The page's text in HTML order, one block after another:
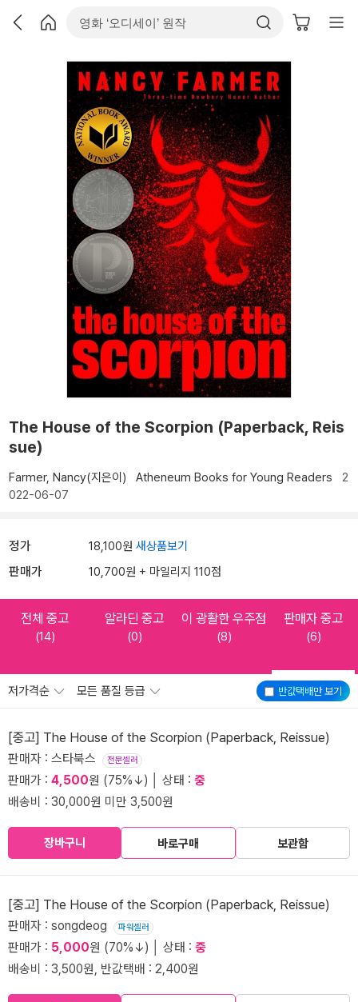
The House of the Scorpion (Paperback, Reis
sue)
Farmer, Nancy(지은이) Atheneum Books for Young Readers 2
022-06-07
정가 18,100원 새상품보기
판매가 10,700원 + 마일리지 110점
전체 중고
(14)
알라딘 중고
(0)
이 광활한 우주점
(8)
판매자 중고
(6)
반값택배만 보기
저가격순 모든 품질 등급
[중고] The House of the Scorpion (Paperback, Reissue)
판매자 : 스타북스 전문셀러
판매가 : 4,500원 (75%↓) │ 상태 : 중
배송비 : 30,000원 미만 3,500원
장바구니 바로구매 보관함
[중고] The House of the Scorpion (Paperback, Reissue)
판매자 : songdeog 파워셀러
판매가 : 5,000원 (70%↓) │ 상태 : 중
배송비 : 3,500원, 반값택배 : 2,400원